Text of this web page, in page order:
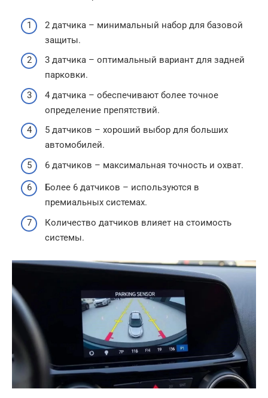
2 датчика – минимальный набор для базовой
защиты.
3 датчика – оптимальный вариант для задней
парковки.
4 датчика – обеспечивают более точное
определение препятствий.
5 датчиков – хороший выбор для больших
автомобилей.
6 датчиков – максимальная точность и охват.
Более 6 датчиков – используются в
премиальных системах.
Количество датчиков влияет на стоимость
системы.